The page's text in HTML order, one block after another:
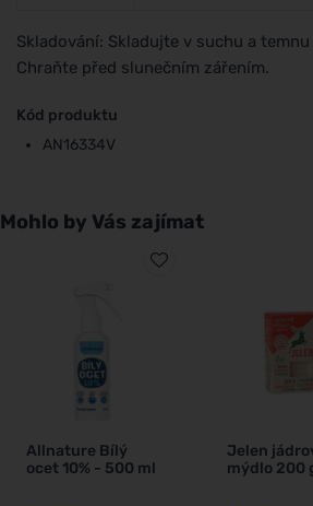
Skladování: Skladujte v suchu a
Chraňte před slunečním zářením.
Kód produktu
AN16334V
Mohlo by Vás zajímat
Allnature Bílý
ocet 10% - 500 ml
Jelen
mýdlo 200